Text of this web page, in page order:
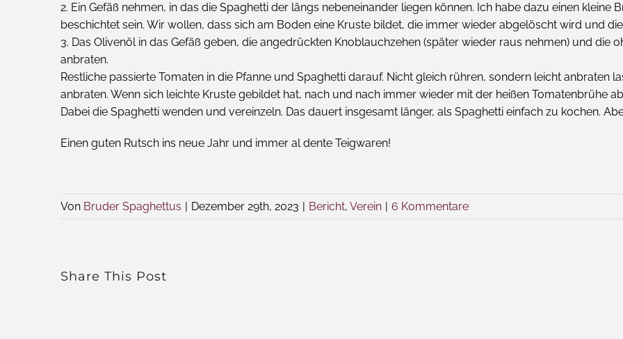
2. Ein Gefäß nehmen, in das die Spaghetti der längs nebeneinander liegen können. Ich habe dazu einen
beschichtet sein. Wir wollen, dass sich am Boden eine Kruste bildet, die immer wieder abgelöscht wird und
3. Das Olivenöl in das Gefäß geben, die angedrückten Knoblauchzehen (später wieder raus nehmen) und die
anbraten.
Restliche passierte Tomaten in die Pfanne und Spaghetti darauf. Nicht gleich rühren, sondern leicht anbraten
anbraten. Wenn sich leichte Kruste gebildet hat, nach und nach immer wieder mit der heißen Tomatenbrühe
Dabei die Spaghetti wenden und vereinzeln. Das dauert insgesamt länger, als Spaghetti einfach zu kochen.
Einen guten Rutsch ins neue Jahr und immer al dente Teigwaren!
Von Bruder Spaghettus | Dezember 29th, 2023 | Bericht, Verein | 6 Kommentare
Share This Post